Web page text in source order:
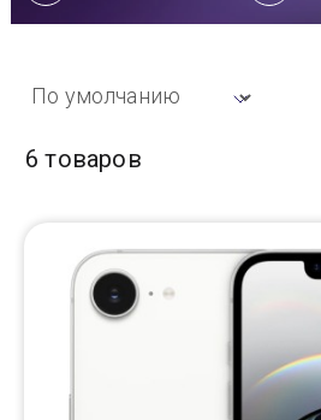
6 товаров